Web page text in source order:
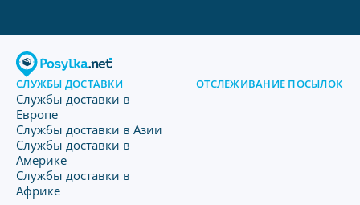
СЛУЖБЫ ДОСТАВКИ
Службы доставки в
Европе
Службы доставки в Азии
Службы доставки в
Америке
Службы доставки в
Африке
ОТСЛЕЖИВАНИЕ ПОСЫЛОК